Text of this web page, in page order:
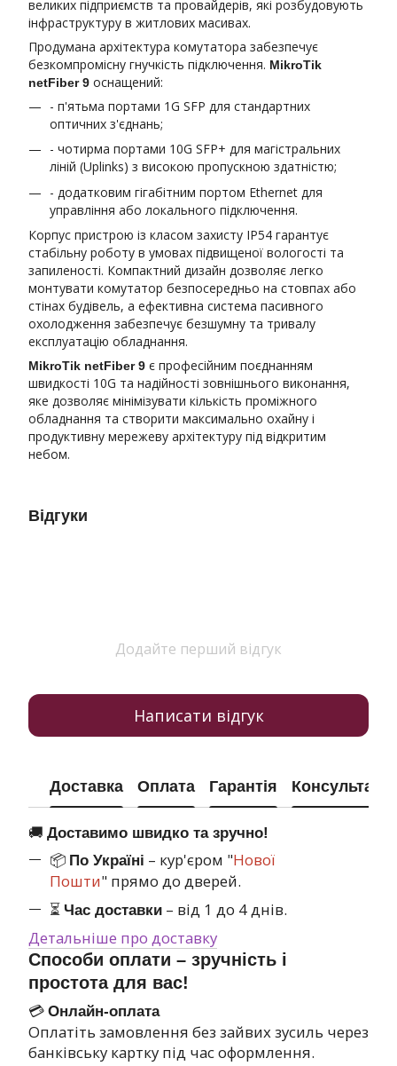
великих підприємств та провайдерів, які розбудовують
інфраструктуру в житлових масивах.
Продумана архітектура комутатора забезпечує
безкомпромісну гнучкість підключення. MikroTik
netFiber 9 оснащений:
- п'ятьма портами 1G SFP для стандартних
оптичних з'єднань;
- чотирма портами 10G SFP+ для магістральних
ліній (Uplinks) з високою пропускною здатністю;
- додатковим гігабітним портом Ethernet для
управління або локального підключення.
Корпус пристрою із класом захисту IP54 гарантує
стабільну роботу в умовах підвищеної вологості та
запиленості. Компактний дизайн дозволяє легко
монтувати комутатор безпосередньо на стовпах або
стінах будівель, а ефективна система пасивного
охолодження забезпечує безшумну та тривалу
експлуатацію обладнання.
MikroTik netFiber 9 є професійним поєднанням
швидкості 10G та надійності зовнішнього виконання,
яке дозволяє мінімізувати кількість проміжного
обладнання та створити максимально охайну і
продуктивну мережеву архітектуру під відкритим
небом.
Відгуки
Додайте перший відгук
Написати відгук
Доставка Оплата Гарантія Консультація
🚚 Доставимо швидко та зручно!
📦 По Україні – кур'єром "Нової
Пошти" прямо до дверей.
⏳ Час доставки – від 1 до 4 днів.
Детальніше про доставку
Способи оплати – зручність і
простота для вас!
💳 Онлайн-оплата
Оплатіть замовлення без зайвих зусиль через
банківську картку під час оформлення.